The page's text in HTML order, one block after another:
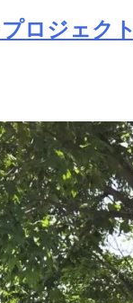
ロジェクト